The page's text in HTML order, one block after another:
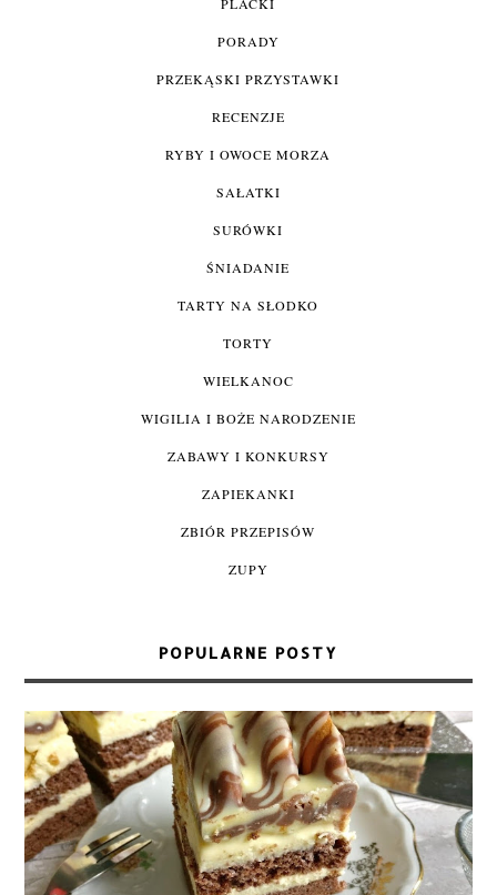
PORADY
PRZEKĄSKI PRZYSTAWKI
RECENZJE
RYBY I OWOCE MORZA
SAŁATKI
SURÓWKI
ŚNIADANIE
TARTY NA SŁODKO
TORTY
WIELKANOC
WIGILIA I BOŻE NARODZENIE
ZABAWY I KONKURSY
ZAPIEKANKI
ZBIÓR PRZEPISÓW
ZUPY
POPULARNE POSTY